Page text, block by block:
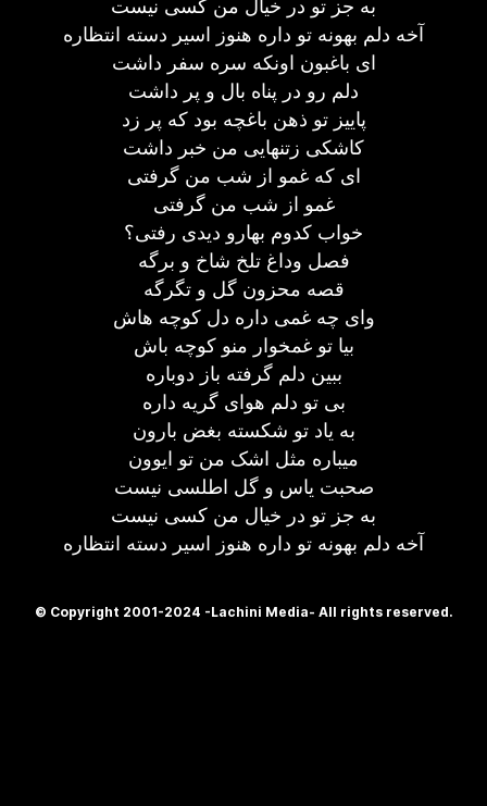
به جز تو در خیال من کسی نیست
آخه دلم بهونه تو داره هنوز اسیر دسته انتظاره
ای باغبون اونکه سره سفر داشت
دلم رو در پناه بال و پر داشت
پاییز تو ذهن باغچه بود که پر زد
کاشکی زتنهایی من خبر داشت
ای که غمو از شب من گرفتی
غمو از شب من گرفتی
خواب کدوم بهارو دیدی رفتی؟
فصل وداغ تلخ شاخ و برگه
قصه محزون گل و تگرگه
وای چه غمی داره دل کوچه هاش
بیا تو غمخوار منو کوچه باش
ببین دلم گرفته باز دوباره
بی تو دلم هوای گریه داره
به یاد تو شکسته بغض بارون
میباره مثل اشک من تو ایوون
صحبت یاس و گل اطلسی نیست
به جز تو در خیال من کسی نیست
آخه دلم بهونه تو داره هنوز اسیر دسته انتظاره
© Copyright 2001-2024 -Lachini Media- All rights reserved.